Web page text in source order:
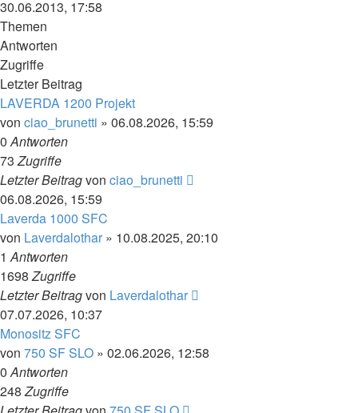
30.06.2013, 17:58
Themen
Antworten
Zugriffe
Letzter Beitrag
LAVERDA 1200 Projekt
von ciao_brunetti » 06.08.2026, 15:59
0Antworten
73Zugriffe
Letzter Beitragvon ciao_brunetti
06.08.2026, 15:59
Laverda 1000 SFC
von Laverdalothar » 10.08.2025, 20:10
1Antworten
1698Zugriffe
Letzter Beitragvon Laverdalothar
07.07.2026, 10:37
Monositz SFC
von 750 SF SLO » 02.06.2026, 12:58
0Antworten
248Zugriffe